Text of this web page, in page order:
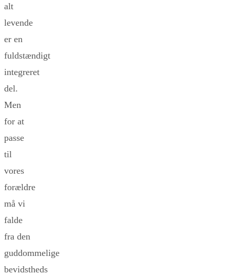
alt
levende
er en
fuldstændigt
integreret
del.
Men
for at
passe
til
vores
forældre
må vi
falde
fra den
guddommelige
bevidstheds